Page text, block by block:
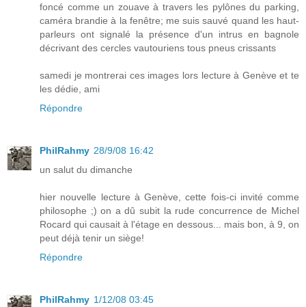
foncé comme un zouave à travers les pylônes du parking,
caméra brandie à la fenêtre; me suis sauvé quand les haut-
parleurs ont signalé la présence d'un intrus en bagnole
décrivant des cercles vautouriens tous pneus crissants
samedi je montrerai ces images lors lecture à Genève et te
les dédie, ami
Répondre
PhilRahmy 28/9/08 16:42
un salut du dimanche
hier nouvelle lecture à Genève, cette fois-ci invité comme
philosophe ;) on a dû subit la rude concurrence de Michel
Rocard qui causait à l'étage en dessous... mais bon, à 9, on
peut déjà tenir un siège!
Répondre
PhilRahmy 1/12/08 03:45